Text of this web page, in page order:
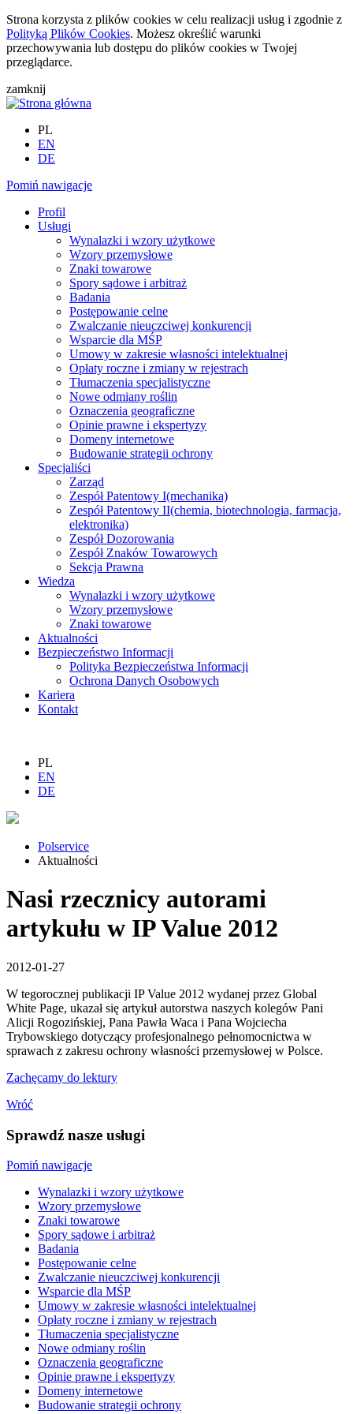
Strona korzysta z plików cookies w celu realizacji usług i zgodnie z
Polityką Plików Cookies. Możesz określić warunki
przechowywania lub dostępu do plików cookies w Twojej
przeglądarce.
zamknij
PL
EN
DE
Pomiń nawigacje
Profil
Usługi
Wynalazki i wzory użytkowe
Wzory przemysłowe
Znaki towarowe
Spory sądowe i arbitraż
Badania
Postępowanie celne
Zwalczanie nieuczciwej konkurencji
Wsparcie dla MŚP
Umowy w zakresie własności intelektualnej
Opłaty roczne i zmiany w rejestrach
Tłumaczenia specjalistyczne
Nowe odmiany roślin
Oznaczenia geograficzne
Opinie prawne i ekspertyzy
Domeny internetowe
Budowanie strategii ochrony
Specjaliści
Zarząd
Zespół Patentowy I(mechanika)
Zespół Patentowy II(chemia, biotechnologia, farmacja,
elektronika)
Zespół Dozorowania
Zespół Znaków Towarowych
Sekcja Prawna
Wiedza
Wynalazki i wzory użytkowe
Wzory przemysłowe
Znaki towarowe
Aktualności
Bezpieczeństwo Informacji
Polityka Bezpieczeństwa Informacji
Ochrona Danych Osobowych
Kariera
Kontakt
PL
EN
DE
Polservice
Aktualności
Nasi rzecznicy autorami
artykułu w IP Value 2012
2012-01-27
W tegorocznej publikacji IP Value 2012 wydanej przez Global
White Page, ukazał się artykuł autorstwa naszych kolegów Pani
Alicji Rogozińskiej, Pana Pawła Waca i Pana Wojciecha
Trybowskiego dotyczący profesjonalnego pełnomocnictwa w
sprawach z zakresu ochrony własności przemysłowej w Polsce.
Zachęcamy do lektury
Wróć
Sprawdź nasze usługi
Pomiń nawigacje
Wynalazki i wzory użytkowe
Wzory przemysłowe
Znaki towarowe
Spory sądowe i arbitraż
Badania
Postępowanie celne
Zwalczanie nieuczciwej konkurencji
Wsparcie dla MŚP
Umowy w zakresie własności intelektualnej
Opłaty roczne i zmiany w rejestrach
Tłumaczenia specjalistyczne
Nowe odmiany roślin
Oznaczenia geograficzne
Opinie prawne i ekspertyzy
Domeny internetowe
Budowanie strategii ochrony